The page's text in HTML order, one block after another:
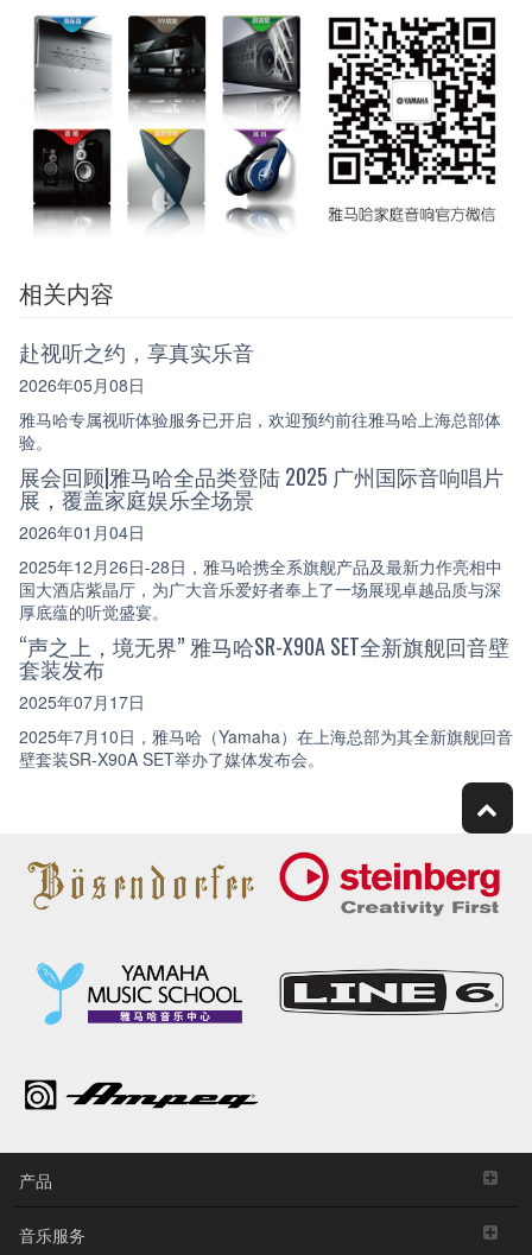
相关内容
赴视听之约，享真实乐音
2026年05月08日
雅马哈专属视听体验服务已开启，欢迎预约前往雅马哈上海总部体
验。
展会回顾|雅马哈全品类登陆 2025 广州国际音响唱片
展，覆盖家庭娱乐全场景
2026年01月04日
2025年12月26日-28日，雅马哈携全系旗舰产品及最新力作亮相中
国大酒店紫晶厅，为广大音乐爱好者奉上了一场展现卓越品质与深
厚底蕴的听觉盛宴。
“声之上，境无界” 雅马哈SR-X90A SET全新旗舰回音壁
套装发布
2025年07月17日
2025年7月10日，雅马哈（Yamaha）在上海总部为其全新旗舰回音
壁套装SR-X90A SET举办了媒体发布会。
产品
音乐服务